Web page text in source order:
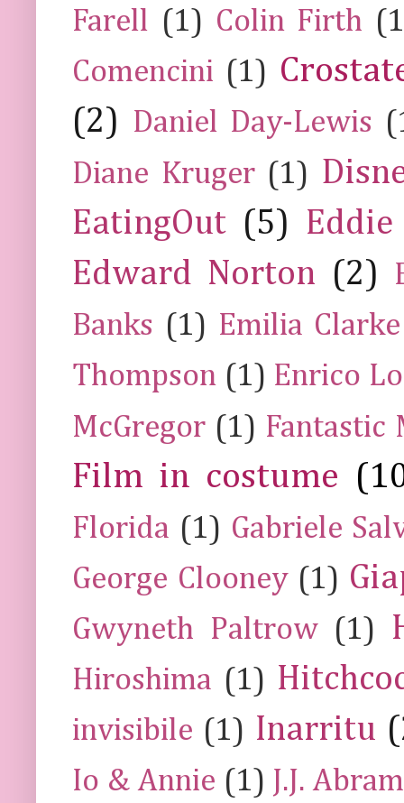
Farell (1) Colin Firth
Comencini (1)
(2) Daniel Day-Lewis
Diane Kruger (1)
EatingOut (5) Eddie
Edward Norton (2)
Banks (1) Emilia Clarke
Thompson (1) Enrico
McGregor (1) Fantastic
Film in costume
Florida (1) Gabriele
George Clooney (1)
Gwyneth Paltrow (1)
Hiroshima (1)
invisibile (1) Inarritu
Io & Annie (1) J.J.